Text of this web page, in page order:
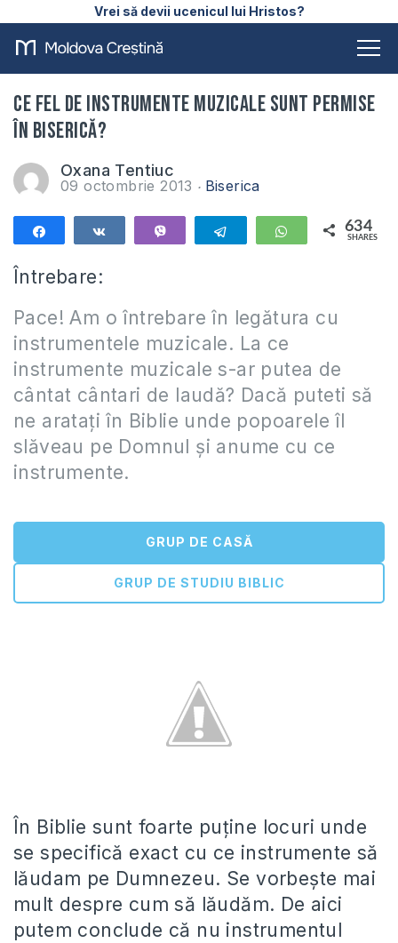
Vrei să devii ucenicul lui Hristos?
Ce fel de instrumente muzicale sunt permise
în biserică?
Oxana Tentiuc
09 octombrie 2013 Biserica
Telegram WhatsApp
634
SHARES
Întrebare:
Pace! Am o întrebare în legătura cu
instrumentele muzicale. La ce
instrumente muzicale s-ar putea de
cântat cântari de laudă? Dacă puteti să
ne aratați în Biblie unde popoarele îl
slăveau pe Domnul și anume cu ce
instrumente.
GRUP DE CASĂ
GRUP DE STUDIU BIBLIC
În Biblie sunt foarte puține locuri unde
se specifică exact cu ce instrumente să
lăudam pe Dumnezeu. Se vorbește mai
mult despre cum să lăudăm. De aici
putem conclude că nu instrumentul